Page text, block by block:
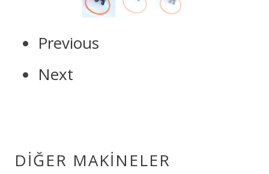
Previous
Next
DIĞER MAKINELER